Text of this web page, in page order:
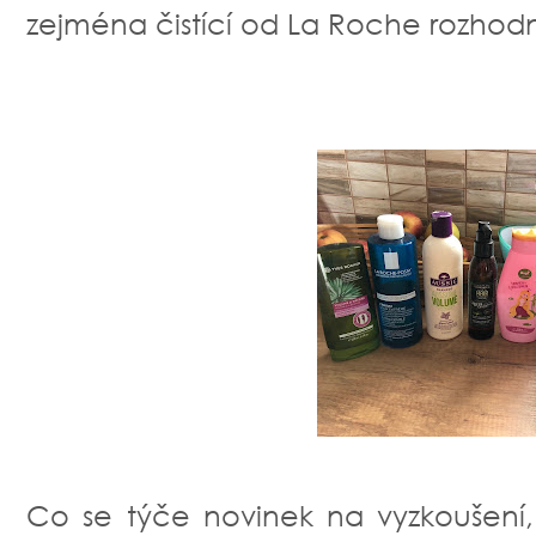
zejména čistící od La Roche
Co se týče novinek na